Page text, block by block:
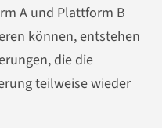
A und Plattform B
können, entstehen
die die
teilweise wieder